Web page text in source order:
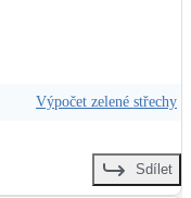
Výpočet zelené střechy
Sdílet